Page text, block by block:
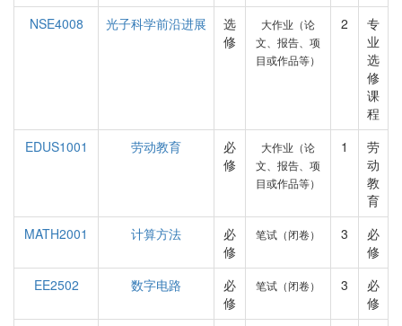
NSE4008
光子科学前沿进展
选
修
大作业（论
文、报告、项
目或作品等）
2
专
业
选
修
课
程
EDUS1001
劳动教育
必
修
大作业（论
文、报告、项
目或作品等）
1
劳
动
教
育
MATH2001
计算方法
必
修
笔试（闭卷） 3
必
修
EE2502
数字电路
必
修
笔试（闭卷） 3
必
修